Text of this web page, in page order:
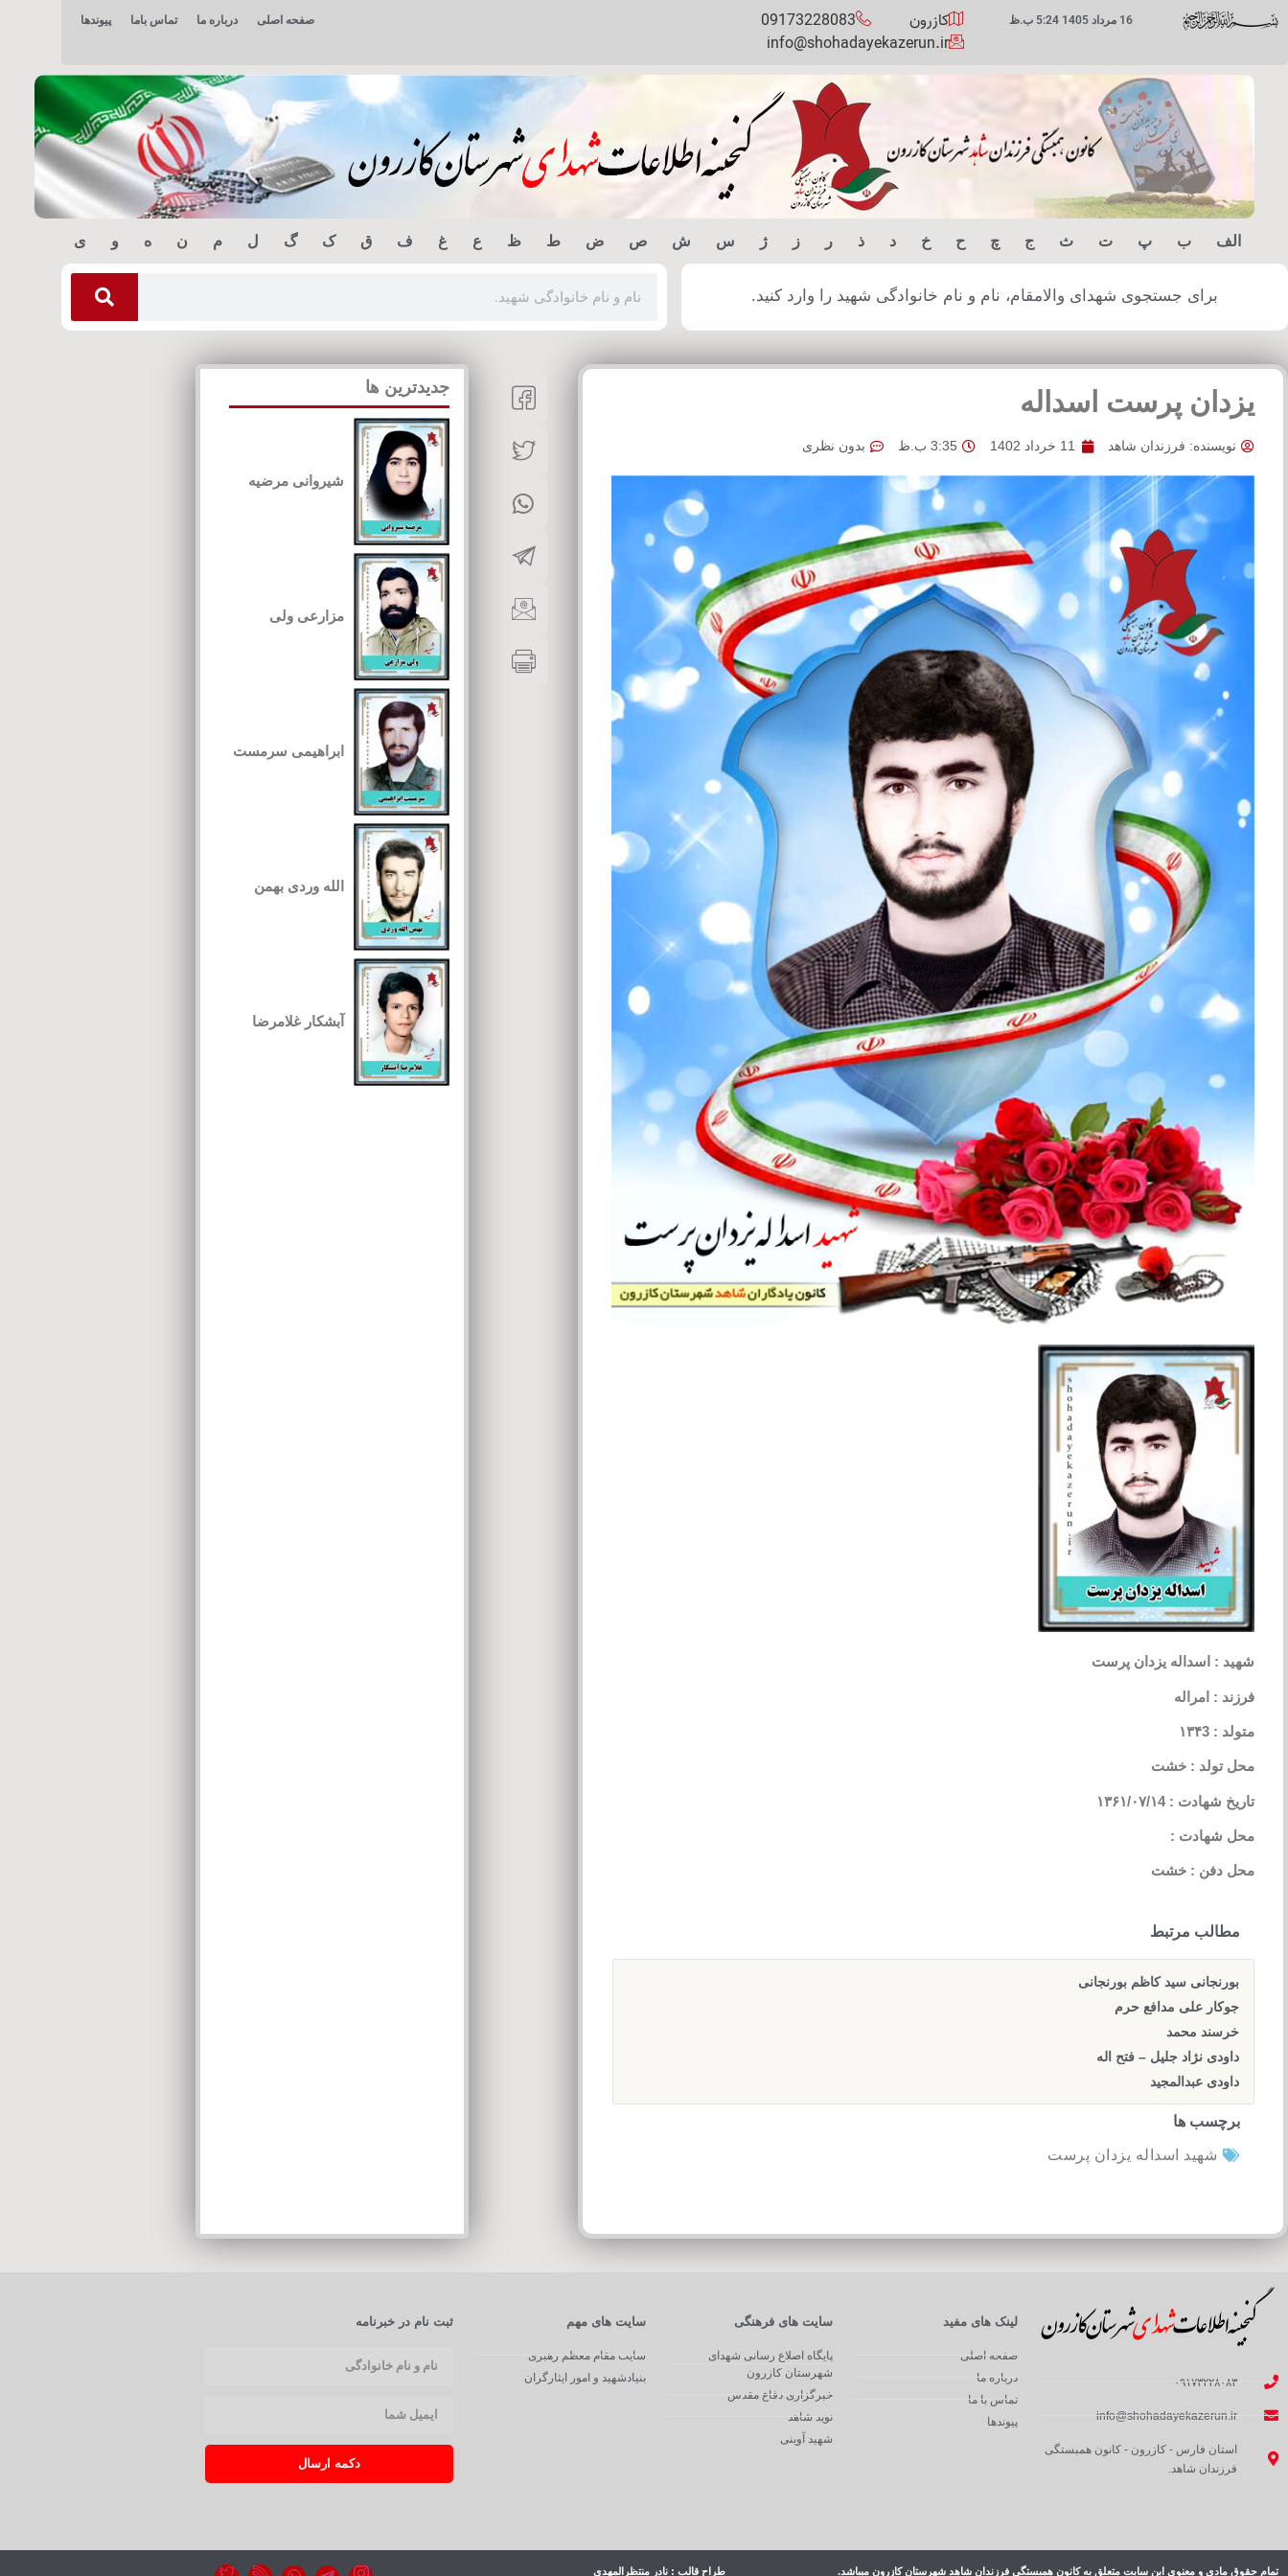
16 مرداد 1405 5:24 ب.ظ کازرون
09173228083
info@shohadayekazerun.ir
صفحه اصلی درباره ما تماس باما پیوندها
الف ب پ ت ث ج چ ح خ د ذ ر ز ژ س ش ص ض ط ظ ع غ ف ق ک گ ل م ن ه و ی
برای جستجوی شهدای والامقام، نام و نام خانوادگی شهید را وارد کنید.
یزدان پرست اسداله
نویسنده: فرزندان شاهد 11 خرداد 1402 3:35 ب.ظ بدون نظری
شهید : اسداله یزدان پرست
فرزند : امراله
متولد : ۱۳۴3
محل تولد : خشت
تاریخ شهادت : ۱۳۶۱/۰۷/۱4
محل شهادت :
محل دفن : خشت
مطالب مرتبط
بورنجانی سید کاظم بورنجانی
جوکار علی مدافع حرم
خرسند محمد
داودی نژاد جلیل – فتح اله
داودی عبدالمجید
برچسب ها
شهید اسداله یزدان پرست
جدیدترین ها
شیروانی مرضیه
مزارعی ولی
ابراهیمی سرمست
الله وردی بهمن
آبشکار غلامرضا
۰۹۱۷۳۲۲۸۰۸۳
info@shohadayekazerun.ir
استان فارس - کازرون - کانون همبستگی
فرزندان شاهد.
لینک های مفید
صفحه اصلی
درباره ما
تماس با ما
پیوندها
سایت های فرهنگی
پایگاه اصلاع رسانی شهدای
شهرستان کازرون
خبرگزاری دفاع مقدس
نوید شاهد
شهید آوینی
سایت های مهم
سایت مقام معظم رهبری
بنیادشهید و امور ایثارگران
ثبت نام در خبرنامه
دکمه ارسال
تمام حقوق مادی و معنوی این سایت متعلق به کانون همبستگی فرزندان شاهد شهرستان کازرون میباشد. طراح قالب : نادر منتظرالمهدی